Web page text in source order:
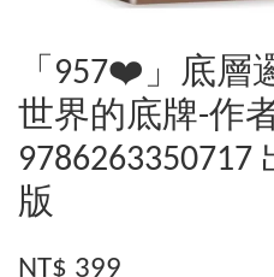
「957❤️」底層
世界的底牌-作
版
NT$ 399